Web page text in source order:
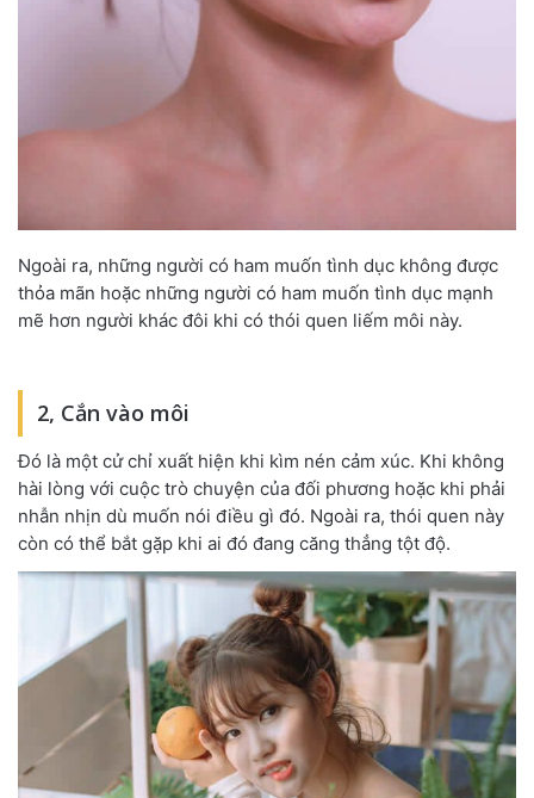
Ngoài ra, những người có ham muốn tình dục không được
thỏa mãn hoặc những người có ham muốn tình dục mạnh
mẽ hơn người khác đôi khi có thói quen liếm môi này.
2, Cắn vào môi
Đó là một cử chỉ xuất hiện khi kìm nén cảm xúc. Khi không
hài lòng với cuộc trò chuyện của đối phương hoặc khi phải
nhẫn nhịn dù muốn nói điều gì đó. Ngoài ra, thói quen này
còn có thể bắt gặp khi ai đó đang căng thẳng tột độ.